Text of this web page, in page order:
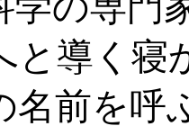
と導く寝
名前を